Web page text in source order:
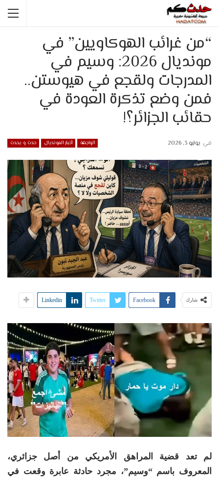
“من غرائب الهوكاويين” في
مونديال 2026: وسيم في
المدرجات ولقجع في هيوستن..
فمن وضع تذكرة العودة في
حقائب الجزائر؟!
الواجهة أخبار المونديال حدث و يحدث في يوليو 3, 2026
شارك Facebook
Twitter
Linkedin
لم تعد قضية المراهق الأمريكي من أصل جزائري،
المعروف باسم “وسيم”، مجرد حادثة عابرة وقعت في